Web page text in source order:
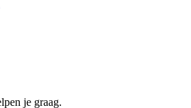
je graag.